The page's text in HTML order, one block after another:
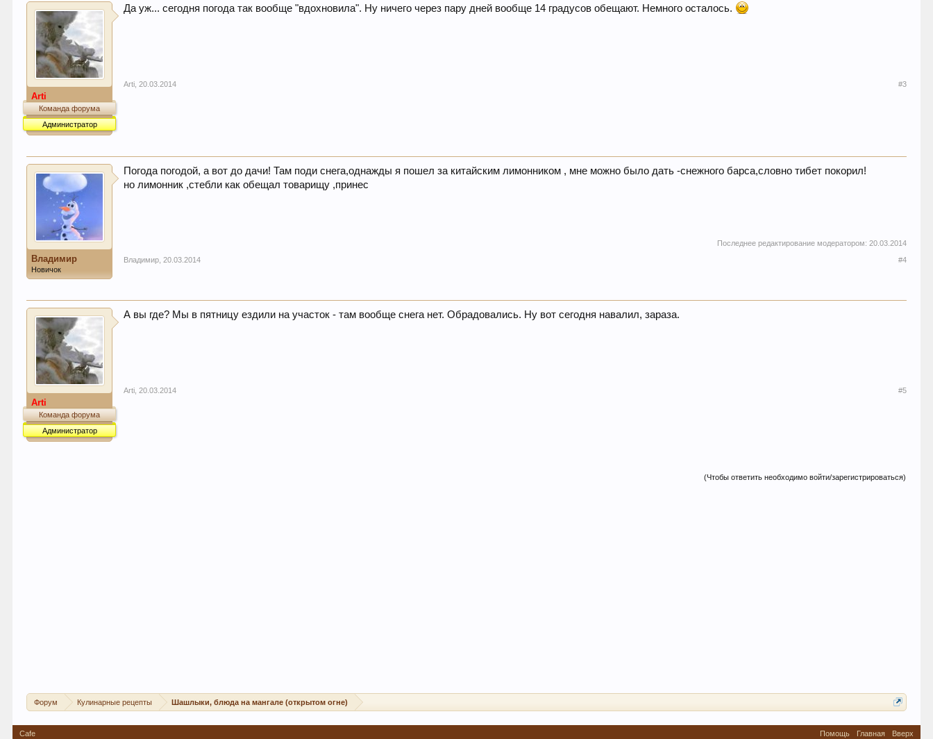
Arti
Команда форума
Администратор
Да уж... сегодня погода так вообще "вдохновила". Ну ничего через пару дней вообще 14 градусов обещают. Немного осталось.
Arti 20.03.2014 #3
Владимир
Новичок
Погода погодой, а вот до дачи! Там поди снега,однажды я пошел за китайским лимонником , мне можно было дать -снежного барса,словно тибет покорил!
но лимонник ,стебли как обещал товарищу ,принес
Последнее редактирование модератором: 20.03.2014
Владимир 20.03.2014 #4
Arti
Команда форума
Администратор
А вы где? Мы в пятницу ездили на участок - там вообще снега нет. Обрадовались. Ну вот сегодня навалил, зараза.
Arti 20.03.2014 #5
(Чтобы ответить необходимо войти/зарегистрироваться)
Форум Кулинарные рецепты Шашлыки, блюда на мангале (открытом огне)
Cafe Помощь Главная Вверх